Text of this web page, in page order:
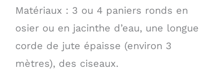
Matériaux : 3 ou 4 paniers ronds en
osier ou en jacinthe d’eau, une longue
corde de jute épaisse (environ 3
mètres), des ciseaux.